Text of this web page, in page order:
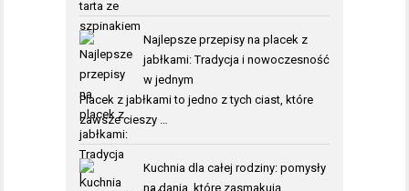
Najlepsze przepisy na placek z
jabłkami: Tradycja i nowoczesność
w jednym
Placek z jabłkami to jedno z tych ciast, które
zawsze cieszy …
Kuchnia dla całej rodziny: pomysły
na dania, które zasmakują